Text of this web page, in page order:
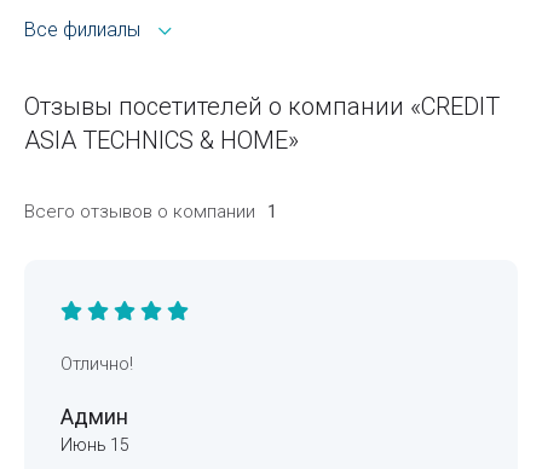
Все филиалы
Отзывы посетителей о компании «CREDIT
ASIA TECHNICS & HOME»
Всего отзывов о компании 1
Отлично!
Админ
Июнь 15